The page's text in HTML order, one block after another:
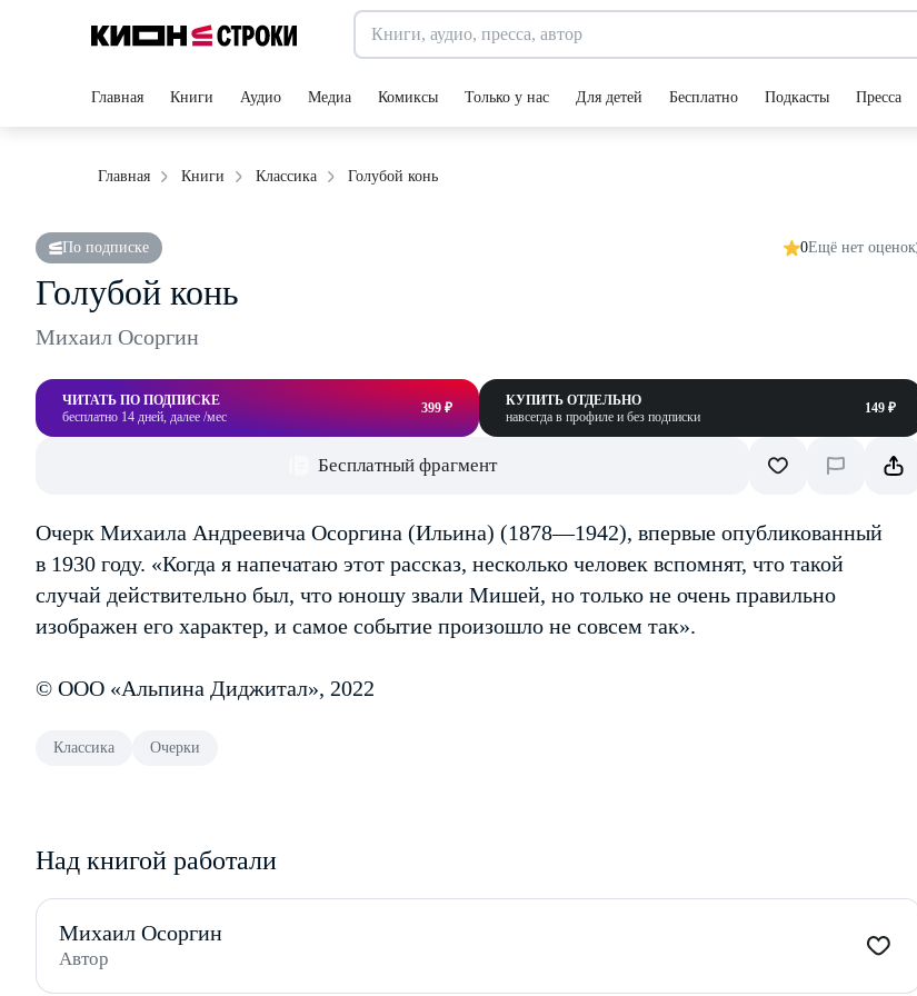
Главная Книги Аудио Медиа Комиксы Только у нас Для детей Бесплатно Подкасты Пресса
Главная Книги Классика Голубой конь
По подписке 0Ещё нет оценок
Голубой конь
Михаил Осоргин
ЧИТАТЬ ПО ПОДПИСКЕ
бесплатно 14 дней, далее /мес
399 ₽
КУПИТЬ ОТДЕЛЬНО
навсегда в профиле и без подписки
149 ₽
Бесплатный фрагмент
Очерк Михаила Андреевича Осоргина (Ильина) (1878—1942), впервые опубликованный
в 1930 году. «Когда я напечатаю этот рассказ, несколько человек вспомнят, что такой
случай действительно был, что юношу звали Мишей, но только не очень правильно
изображен его характер, и самое событие произошло не совсем так».
© ООО «Альпина Диджитал», 2022
Классика Очерки
Над книгой работали
Михаил Осоргин
Автор